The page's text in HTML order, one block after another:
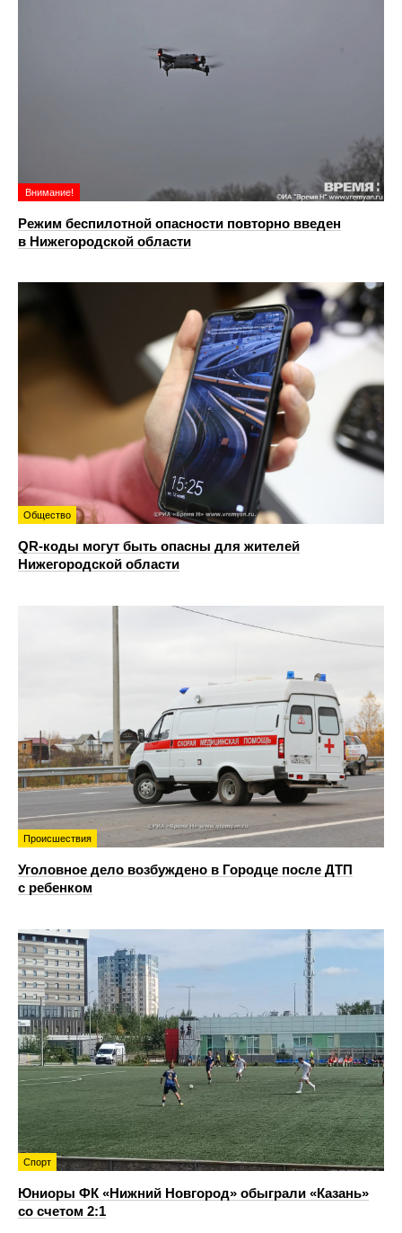
Внимание!
Режим беспилотной опасности повторно введен
в Нижегородской области
Общество
QR-коды могут быть опасны для жителей
Нижегородской области
Происшествия
Уголовное дело возбуждено в Городце после ДТП
с ребенком
Спорт
Юниоры ФК «Нижний Новгород» обыграли «Казань»
со счетом 2:1